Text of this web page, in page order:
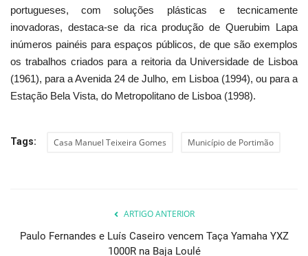
portugueses, com soluções plásticas e tecnicamente
inovadoras, destaca-se da rica produção de Querubim Lapa
inúmeros painéis para espaços públicos, de que são exemplos
os trabalhos criados para a reitoria da Universidade de Lisboa
(1961), para a Avenida 24 de Julho, em Lisboa (1994), ou para a
Estação Bela Vista, do Metropolitano de Lisboa (1998).
Tags: Casa Manuel Teixeira Gomes Município de Portimão
ARTIGO ANTERIOR
Paulo Fernandes e Luís Caseiro vencem Taça Yamaha YXZ
1000R na Baja Loulé